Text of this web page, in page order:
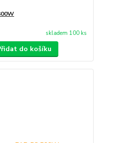
skladem 100 ks
do košíku